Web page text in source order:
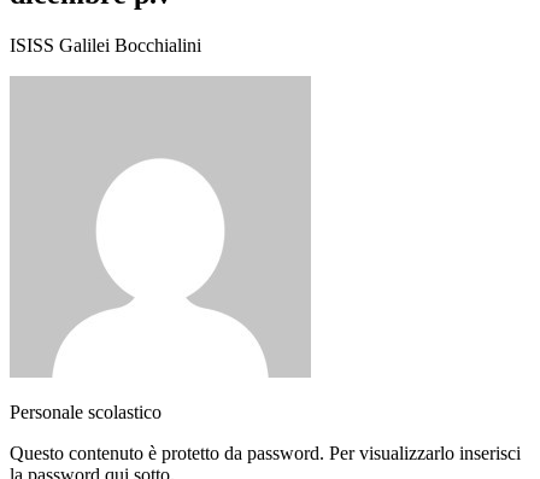
ISISS Galilei Bocchialini
Personale scolastico
Questo contenuto è protetto da password. Per visualizzarlo inserisci
la password qui sotto.